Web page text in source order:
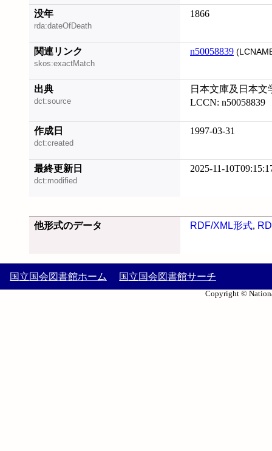
没年
rda:dateOfDeath
1866
関連リンク
skos:exactMatch
n50058839
出典
dct:source
日本文庫及日本文
LCCN: n50058839
作成日
dct:created
1997-03-31
最終更新日
dct:modified
2025-11-
他形式のデータ RDF/XML形式,
国立国会図書館ホーム 国立国会図書館サーチ
Copyright ©